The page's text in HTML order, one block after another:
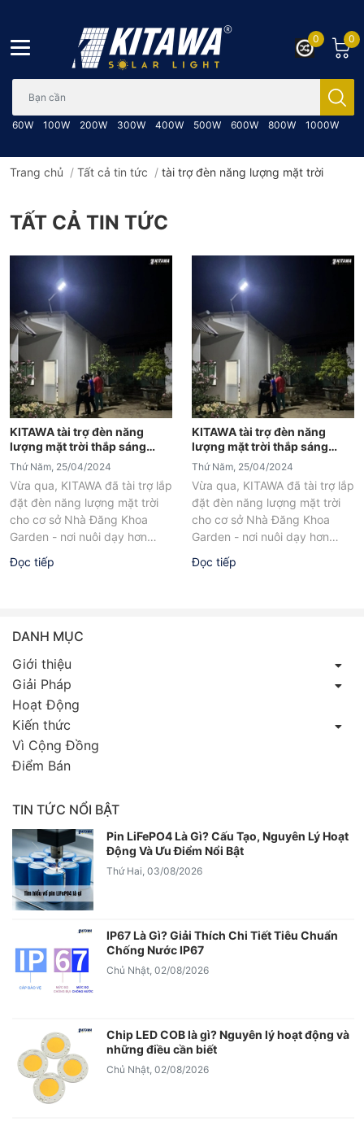
60W 100W 200W 300W 400W 500W 600W 800W 1000W
0
0
Trang chủ / Tất cả tin tức / tài trợ đèn năng lượng mặt trời
TẤT CẢ TIN TỨC
KITAWA tài trợ đèn năng
lượng mặt trời thắp sáng
khuôn viên nuôi dạy trẻ em
mồ côi tại Đắk Lắk
Thứ Năm, 25/04/2024
Vừa qua, KITAWA đã tài trợ lắp
đặt đèn năng lượng mặt trời
cho cơ sở Nhà Đăng Khoa
Garden - nơi nuôi dạy hơn
Đọc tiếp
KITAWA tài trợ đèn năng
lượng mặt trời thắp sáng
khuôn viên nuôi dạy trẻ em
mồ côi tại Đắk Lắk
Thứ Năm, 25/04/2024
Vừa qua, KITAWA đã tài trợ lắp
đặt đèn năng lượng mặt trời
cho cơ sở Nhà Đăng Khoa
Garden - nơi nuôi dạy hơn
Đọc tiếp
DANH MỤC
Giới thiệu
Giải Pháp
Hoạt Động
Kiến thức
Vì Cộng Đồng
Điểm Bán
TIN TỨC NỔI BẬT
Pin LiFePO4 Là Gì? Cấu Tạo, Nguyên Lý Hoạt
Động Và Ưu Điểm Nổi Bật
Thứ Hai, 03/08/2026
IP67 Là Gì? Giải Thích Chi Tiết Tiêu Chuẩn
Chống Nước IP67
Chủ Nhật, 02/08/2026
Chip LED COB là gì? Nguyên lý hoạt động và
những điều cần biết
Chủ Nhật, 02/08/2026